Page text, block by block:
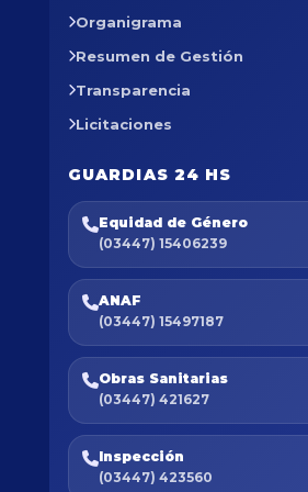
Organigrama
Resumen de Gestión
Transparencia
Licitaciones
GUARDIAS 24 HS
Equidad de Género
(03447) 15406239
ANAF
(03447) 15497187
Obras Sanitarias
(03447) 421627
Inspección
(03447) 423560